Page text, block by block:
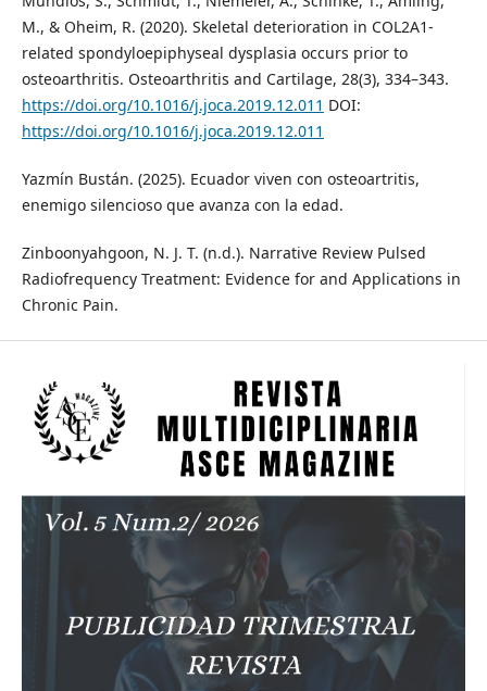
M., & Oheim, R. (2020). Skeletal deterioration in COL2A1-
related spondyloepiphyseal dysplasia occurs prior to
osteoarthritis. Osteoarthritis and Cartilage, 28(3), 334–343.
https://doi.org/10.1016/j.joca.2019.12.011 DOI:
https://doi.org/10.1016/j.joca.2019.12.011
Yazmín Bustán. (2025). Ecuador viven con osteoartritis,
enemigo silencioso que avanza con la edad.
Zinboonyahgoon, N. J. T. (n.d.). Narrative Review Pulsed
Radiofrequency Treatment: Evidence for and Applications in
Chronic Pain.